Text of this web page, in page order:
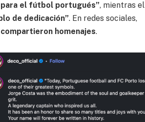
el fútbol portugués”, mientras el
de dedicación”. En redes sociales,
homenajes.